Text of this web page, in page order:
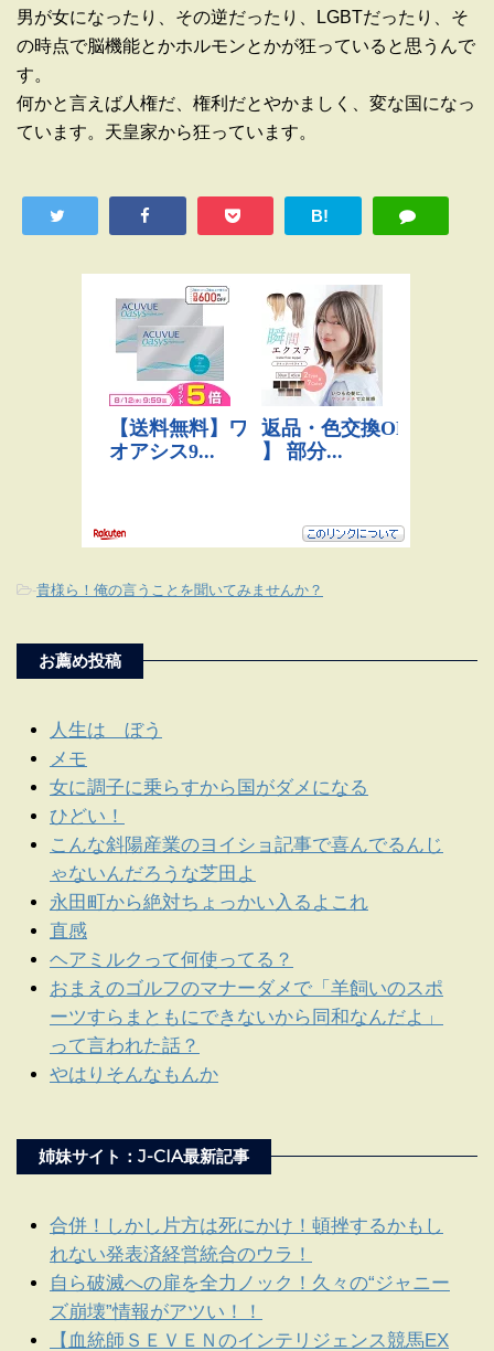
男が女になったり、その逆だったり、LGBTだったり、そ
の時点で脳機能とかホルモンとかが狂っていると思うんで
す。
何かと言えば人権だ、権利だとやかましく、変な国になっ
ています。天皇家から狂っています。
B!
-貴様ら！俺の言うことを聞いてみませんか？
お薦め投稿
人生は ぼう
メモ
女に調子に乗らすから国がダメになる
ひどい！
こんな斜陽産業のヨイショ記事で喜んでるんじ
ゃないんだろうな芝田よ
永田町から絶対ちょっかい入るよこれ
直感
ヘアミルクって何使ってる？
おまえのゴルフのマナーダメで「羊飼いのスポ
ーツすらまともにできないから同和なんだよ」
って言われた話？
やはりそんなもんか
姉妹サイト：J-CIA最新記事
合併！しかし片方は死にかけ！頓挫するかもし
れない発表済経営統合のウラ！
自ら破滅への扉を全力ノック！久々の“ジャニー
ズ崩壊”情報がアツい！！
【血統師ＳＥＶＥＮのインテリジェンス競馬EX